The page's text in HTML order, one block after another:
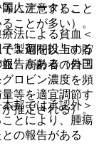
人データ）。
法による貧血＜
製剤を投与する
告がある（外国
邦では承認外＞
とにより、腫瘍
の報告がある
に注意すること
ことが多い）。
１週間以上の貯
〉高齢者の自己
ロビン濃度を頻
等を適宜調節す
推定される）。